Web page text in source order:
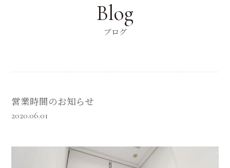
Blog
ブログ
営業時間のお知らせ
2020.06.01